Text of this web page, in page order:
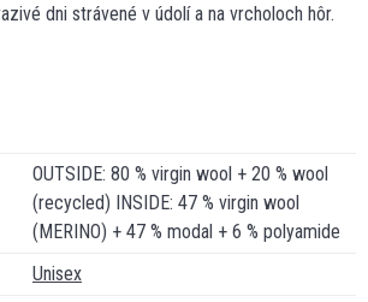
dni strávené v údolí a na vrcholoch hôr.
OUTSIDE: 80 % virgin wool + 20 % wool
(recycled) INSIDE: 47 % virgin wool
(MERINO) + 47 % modal + 6 % polyamide
Unisex